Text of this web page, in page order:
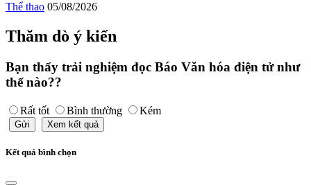
Thể thao 05/08/2026
Thăm dò ý kiến
Bạn thấy trải nghiệm đọc Báo Văn hóa điện tử như
thế nào??
Rất tốt Bình thường Kém
Gửi Xem kết quả
Kết quả bình chọn